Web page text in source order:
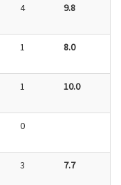
4 9.8
1 8.0
1 10.0
0
3 7.7